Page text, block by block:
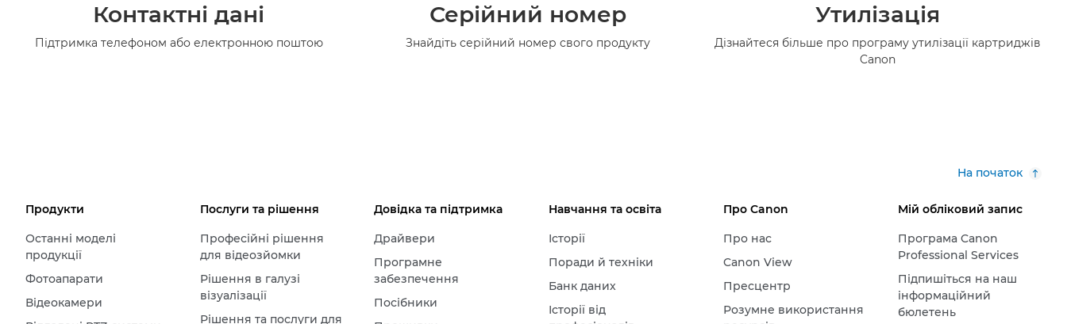
Контактні дані
Підтримка телефоном або електронною поштою
Серійний номер
Знайдіть серійний номер свого продукту
Утилізація
Дізнайтеся більше про програму утилізації картриджів
Canon
На початок
Продукти
Останні моделі
продукції
Фотоапарати
Відеокамери
Послуги та рішення
Професійні рішення
для відеозйомки
Рішення в галузі
візуалізації
Рішення та послуги для
Довідка та підтримка
Драйвери
Програмне
забезпечення
Посібники
Навчання та освіта
Історії
Поради й техніки
Банк даних
Історії від
Про Canon
Про нас
Canon View
Пресцентр
Розумне використання
Мій обліковий запис
Програма Canon
Professional Services
Підпишіться на наш
інформаційний
бюлетень